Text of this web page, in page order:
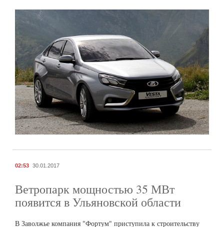
02:53 30.01.2017
Ветропарк мощностью 35 МВт
появится в Ульяновской области
В Заволжье компания "Фортум" приступила к строительству